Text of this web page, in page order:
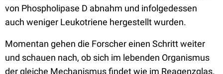
von Phospholipase D abnahm und infolgedessen
auch weniger Leukotriene hergestellt wurden.
Momentan gehen die Forscher einen Schritt weiter
und schauen nach, ob sich im lebenden Organismus
der gleiche Mechanismus findet wie im Reagenzglas.